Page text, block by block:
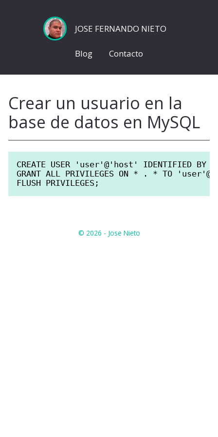
JOSE FERNANDO NIETO
Blog Contacto
Crear un usuario en la
base de datos en MySQL
CREATE USER 'user'@'host' IDENTIFIED BY
GRANT ALL PRIVILEGES ON * . * TO
© 2026 - Jose Nieto